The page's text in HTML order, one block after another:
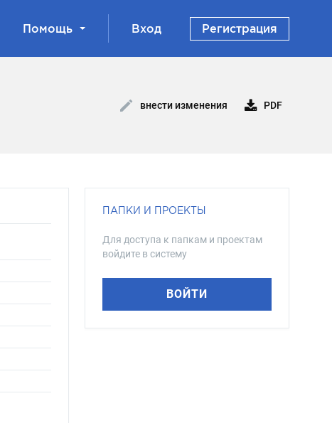
Помощь Вход Регистрация
внести изменения PDF
ПАПКИ И ПРОЕКТЫ
Для доступа к папкам и проектам
войдите в систему
ВОЙТИ